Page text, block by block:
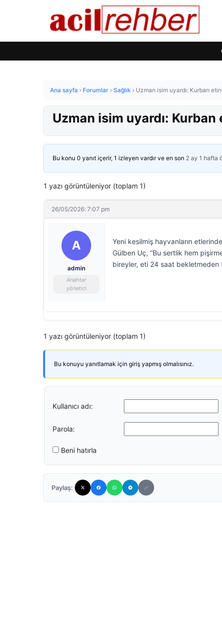
Ana sayfa › Forumlar › Sağlık › Uzman isim uyardı: Kurban
Uzman isim uyardı:
Bu konu 0 yanıt içerir, 1 izleyen vardır ve en son 2 ay 1 hafta
1 yazı görüntüleniyor (toplam 1)
26/05/2026: 7:07 pm
A
admin
Anahtar
yönetici
Yeni kesilmiş hayvanların
Gülben Uç, “Bu sertlik hem
bireyler, eti 24 saat bekletmeden
1 yazı görüntüleniyor (toplam 1)
Bu konuyu yanıtlamak için giriş yapmış olmalısınız.
Kullanıcı adı:
Parola:
Beni hatırla
Paylaş: